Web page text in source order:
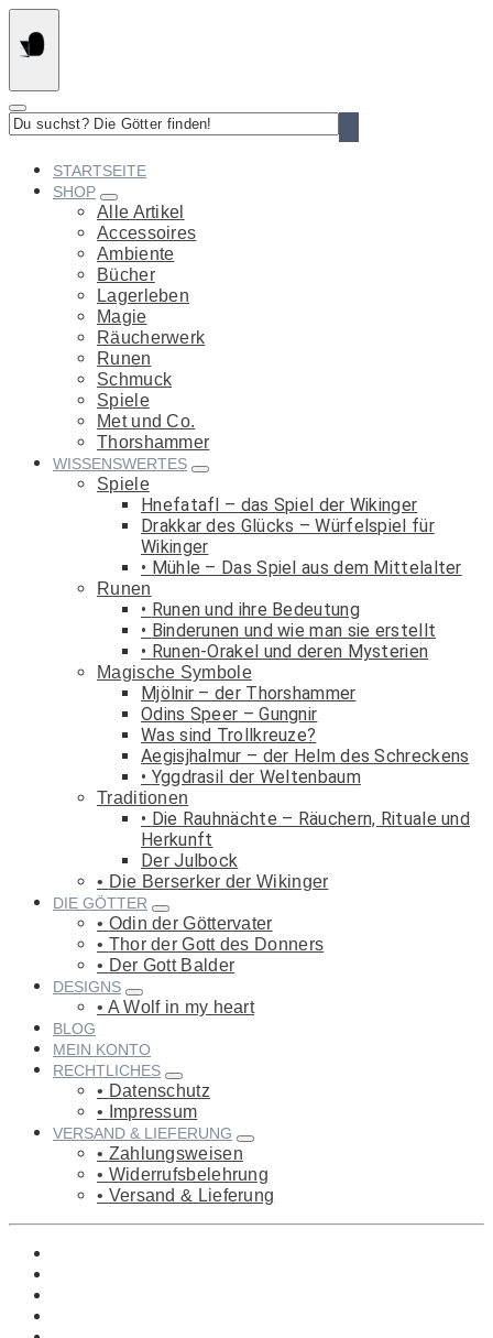
Springe
zum
Inhalt
suchst?
STARTSEITE
SHOP
Alle Artikel
Accessoires
Ambiente
Bücher
Lagerleben
Magie
Räucherwerk
Runen
Schmuck
Spiele
Met und Co.
Thorshammer
WISSENSWERTES
Spiele
Hnefatafl – das Spiel der Wikinger
Drakkar des Glücks – Würfelspiel für
Wikinger
Mühle – Das Spiel aus dem Mittelalter
Runen
Runen und ihre Bedeutung
Binderunen und wie man sie erstellt
Runen-Orakel und deren Mysterien
Magische Symbole
Mjölnir – der Thorshammer
Odins Speer – Gungnir
Was sind Trollkreuze?
Aegisjhalmur – der Helm des Schreckens
Yggdrasil der Weltenbaum
Traditionen
Die Rauhnächte – Räuchern, Rituale und
Herkunft
Der Julbock
Die Berserker der Wikinger
DIE GÖTTER
Odin der Göttervater
Thor der Gott des Donners
Der Gott Balder
DESIGNS
A Wolf in my heart
BLOG
MEIN KONTO
RECHTLICHES
Datenschutz
Impressum
VERSAND & LIEFERUNG
Zahlungsweisen
Widerrufsbelehrung
Versand & Lieferung